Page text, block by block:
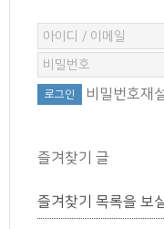
비밀번호재
즐겨찾기 글
즐겨찾기 목록을 보